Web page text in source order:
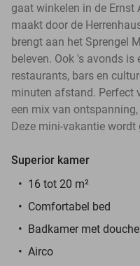
gaat winkelen in de Ernst
maakt door de
brengt aan het Sprengel
beleven. Ook 's avonds is
restaurants, bars en
minuten afstand. Perfect
een mix van
Deze mini-vakantie wordt
Superior kamer
16 tot 20 m²
Comfortabel bed
Badkamer met
Airco